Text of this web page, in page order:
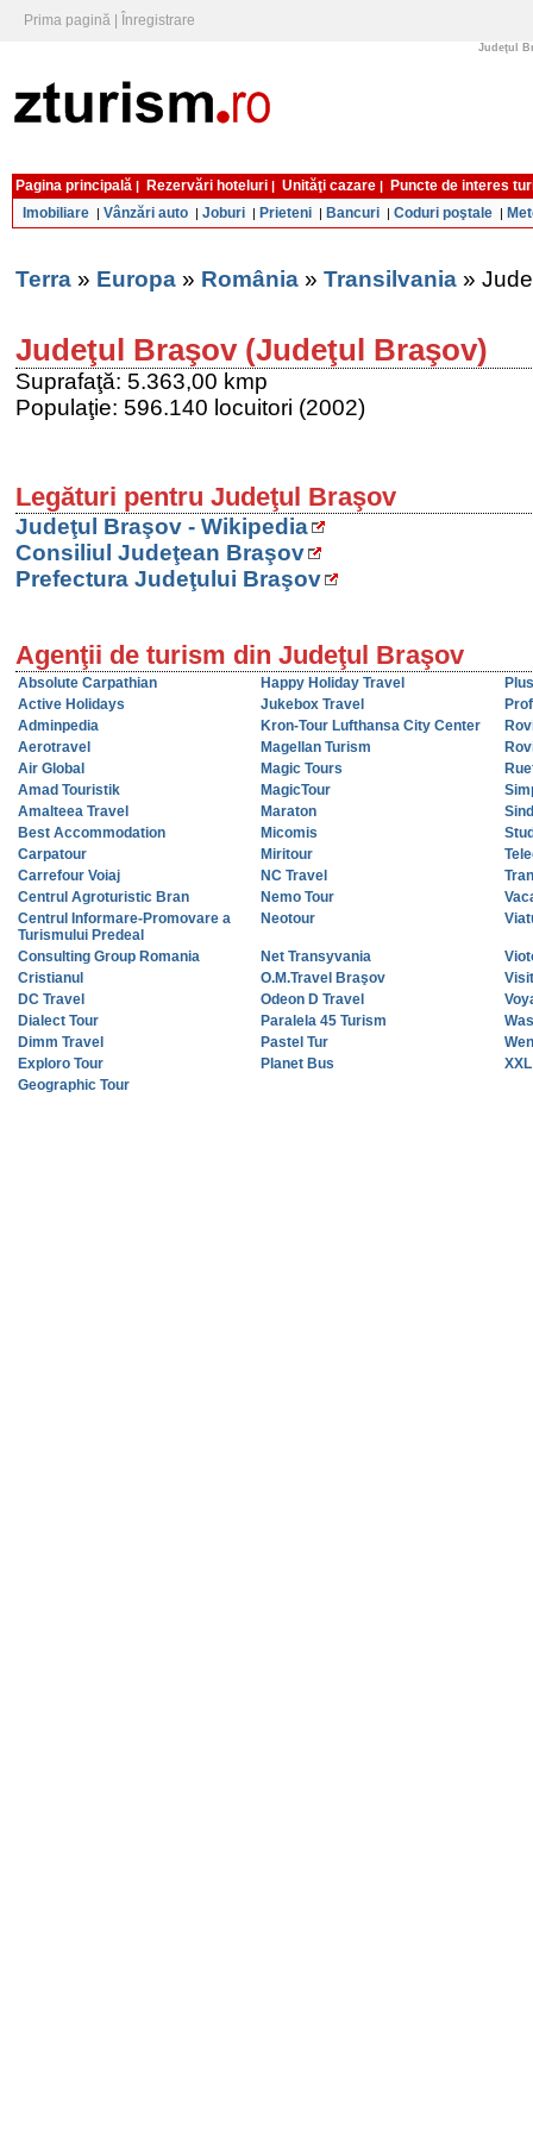
Prima pagină Înregistrare
Judeţul
Pagina principală | Rezervări hoteluri | Unităţi cazare |
Puncte de interes
Imobiliare | Vânzări auto | Joburi | Prieteni | Bancuri | Coduri poştale |
Terra » Europa » România » Transilvania »
Judeţul Braşov (Judeţul Braşov)
Suprafaţă: 5.363,00 kmp
Populaţie: 596.140 locuitori (2002)
Legături pentru Judeţul Braşov
Judeţul Braşov - Wikipedia
Consiliul Judeţean Braşov
Prefectura Judeţului Braşov
Agenţii de turism din Judeţul Braşov
Absolute Carpathian Happy Holiday Travel
Active Holidays
Jukebox Travel
Adminpedia
Kron-Tour Lufthansa City Center
Aerotravel
Magellan Turism
Air Global
Magic Tours
Amad Touristik
MagicTour
Amalteea Travel
Maraton
Best Accommodation
Micomis
Carpatour
Miritour
Carrefour Voiaj
NC Travel
Centrul Agroturistic Bran
Nemo Tour
Centrul Informare-Promovare a
Turismului Predeal
Neotour
Consulting Group Romania Net Transyvania
Cristianul
O.M.Travel Braşov
DC Travel
Odeon D Travel
Dialect Tour
Paralela 45 Turism
Dimm Travel
Pastel Tur
Exploro Tour
Planet Bus
Geographic Tour